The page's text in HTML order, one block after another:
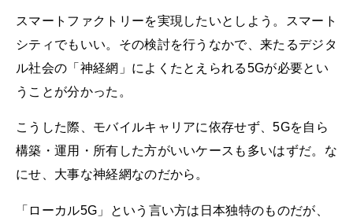
スマートファクトリーを実現したいとしよう。スマート
シティでもいい。その検討を行うなかで、来たるデジタ
ル社会の「神経網」によくたとえられる5Gが必要とい
うことが分かった。
こうした際、モバイルキャリアに依存せず、5Gを自ら
構築・運用・所有した方がいいケースも多いはずだ。な
にせ、大事な神経網なのだから。
「ローカル5G」という言い方は日本独特のものだが、